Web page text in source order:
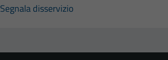
Segnala disservizio